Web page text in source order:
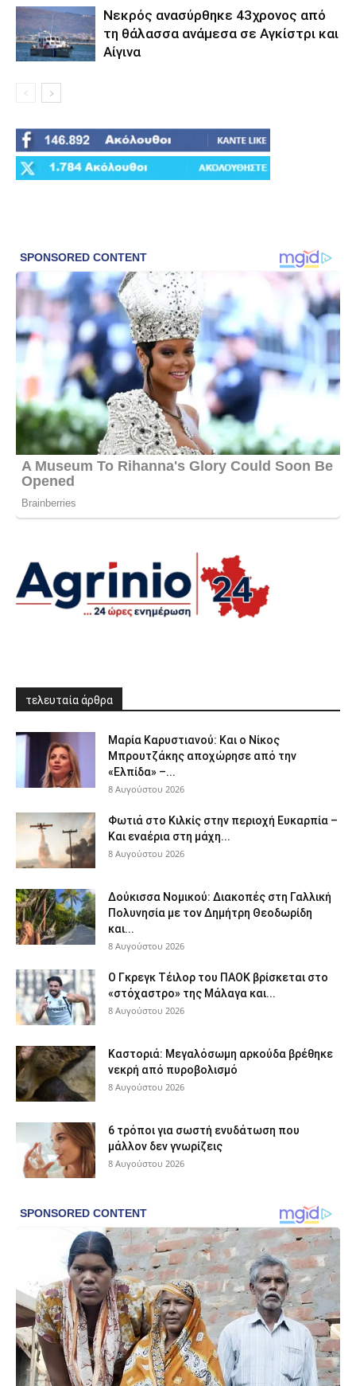
Νεκρός ανασύρθηκε 43χρονος από
τη θάλασσα ανάμεσα σε Αγκίστρι και
Αίγινα
τελευταία άρθρα
Μαρία Καρυστιανού: Και ο Νίκος
Μπρουτζάκης αποχώρησε από την
«Ελπίδα» –...
8 Αυγούστου 2026
Φωτιά στο Κιλκίς στην περιοχή Ευκαρπία –
Και εναέρια στη μάχη...
8 Αυγούστου 2026
Δούκισσα Νομικού: Διακοπές στη Γαλλική
Πολυνησία με τον Δημήτρη Θεοδωρίδη
και...
8 Αυγούστου 2026
Ο Γκρεγκ Τέιλορ του ΠΑΟΚ βρίσκεται στο
«στόχαστρο» της Μάλαγα και...
8 Αυγούστου 2026
Καστοριά: Μεγαλόσωμη αρκούδα βρέθηκε
νεκρή από πυροβολισμό
8 Αυγούστου 2026
6 τρόποι για σωστή ενυδάτωση που
μάλλον δεν γνωρίζεις
8 Αυγούστου 2026